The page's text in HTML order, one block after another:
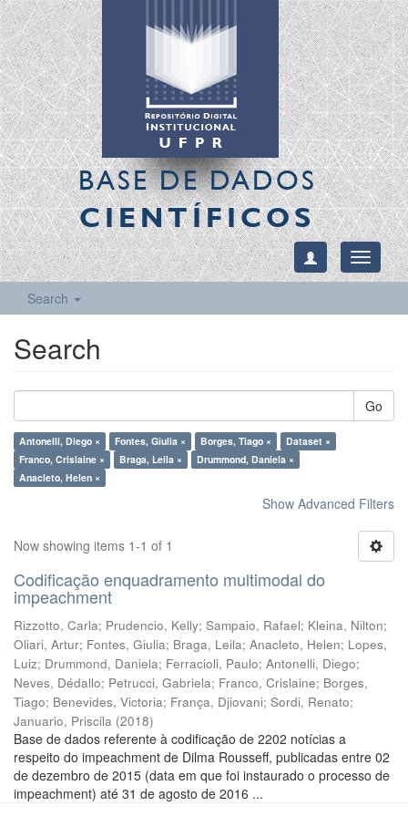
BASE DE DADOS
CIENTÍFICOS
Toggle
Search
Search
Go
Antonelli, Diego × Fontes, Giulia × Borges, Tiago ×
Dataset ×
Franco, Crislaine ×
Braga, Leila ×
Drummond, Daniela ×
Anacleto, Helen ×
Show Advanced Filters
Now showing items 1-1 of 1
Codificação enquadramento multimodal do
impeachment
Rizzotto, Carla; Prudencio, Kelly; Sampaio, Rafael; Kleina, Nilton;
Oliari, Artur; Fontes, Giulia; Braga, Leila; Anacleto, Helen; Lopes,
Luiz; Drummond, Daniela; Ferracioli, Paulo; Antonelli, Diego;
Neves, Dédallo; Petrucci, Gabriela; Franco, Crislaine; Borges,
Tiago; Benevides, Victoria; França, Djiovani; Sordi, Renato;
Januario, Priscila (2018)
Base de dados referente à codificação de 2202 notícias a
respeito do impeachment de Dilma Rousseff, publicadas entre 02
de dezembro de 2015 (data em que foi instaurado o processo de
impeachment) até 31 de agosto de 2016 ...